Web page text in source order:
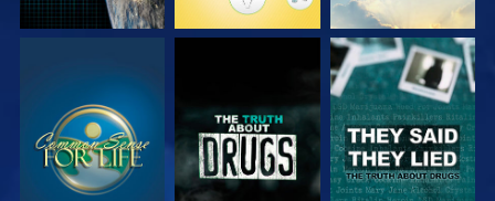
REGARDER REGARDER REGARDER